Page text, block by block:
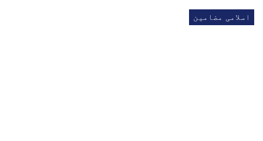
اسلامی مضامین